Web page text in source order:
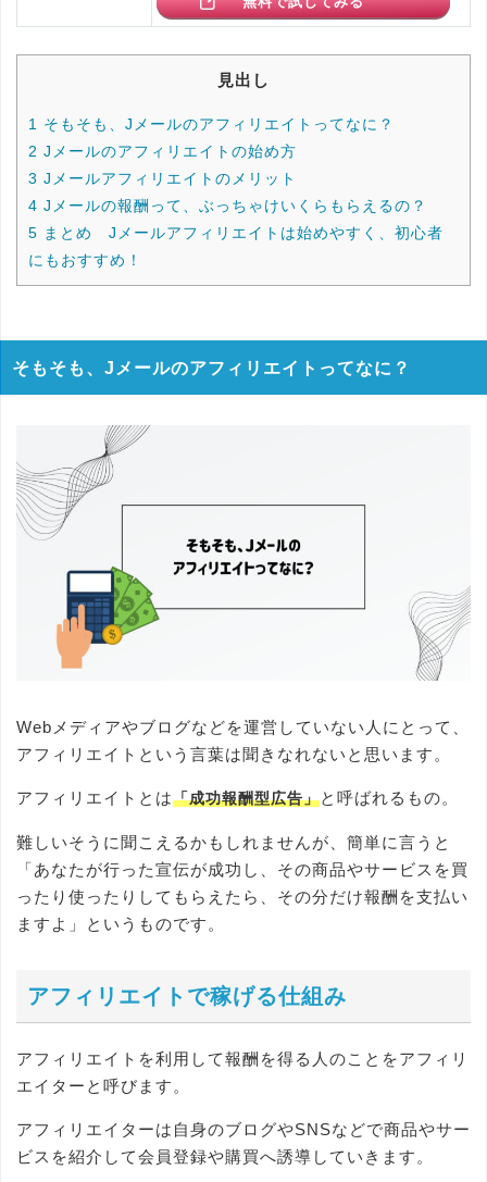
見出し
1
そもそも、Jメールのアフィリエイトってなに？
2 Jメールのアフィリエイトの始め方
3 Jメールアフィリエイトのメリット
4 Jメールの報酬って、ぶっちゃけいくらもらえるの？
5 まとめ Jメールアフィリエイトは始めやすく、初心者
にもおすすめ！
そもそも、Jメールのアフィリエイトってなに？
Webメディアやブログなどを運営していない人にとって、
アフィリエイトという言葉は聞きなれないと思います。
アフィリエイトとは「成功報酬型広告」と呼ばれるもの。
難しいそうに聞こえるかもしれませんが、簡単に言うと
「あなたが行った宣伝が成功し、その商品やサービスを買
ったり使ったりしてもらえたら、その分だけ報酬を支払い
ますよ」というものです。
アフィリエイトで稼げる仕組み
アフィリエイトを利用して報酬を得る人のことをアフィリ
エイターと呼びます。
アフィリエイターは自身のブログやSNSなどで商品やサー
ビスを紹介して会員登録や購買へ誘導していきます。